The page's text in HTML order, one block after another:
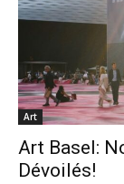
Art
Art Basel:
Dévoilés!